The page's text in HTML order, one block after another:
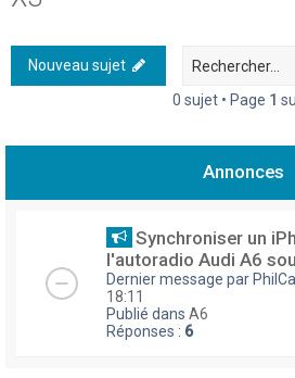
Nouveau sujet
0 sujet • Page 1
Annonces
Synchroniser un
l'autoradio Audi A6
Dernier message par
18:11
Publié dans A6
Réponses : 6